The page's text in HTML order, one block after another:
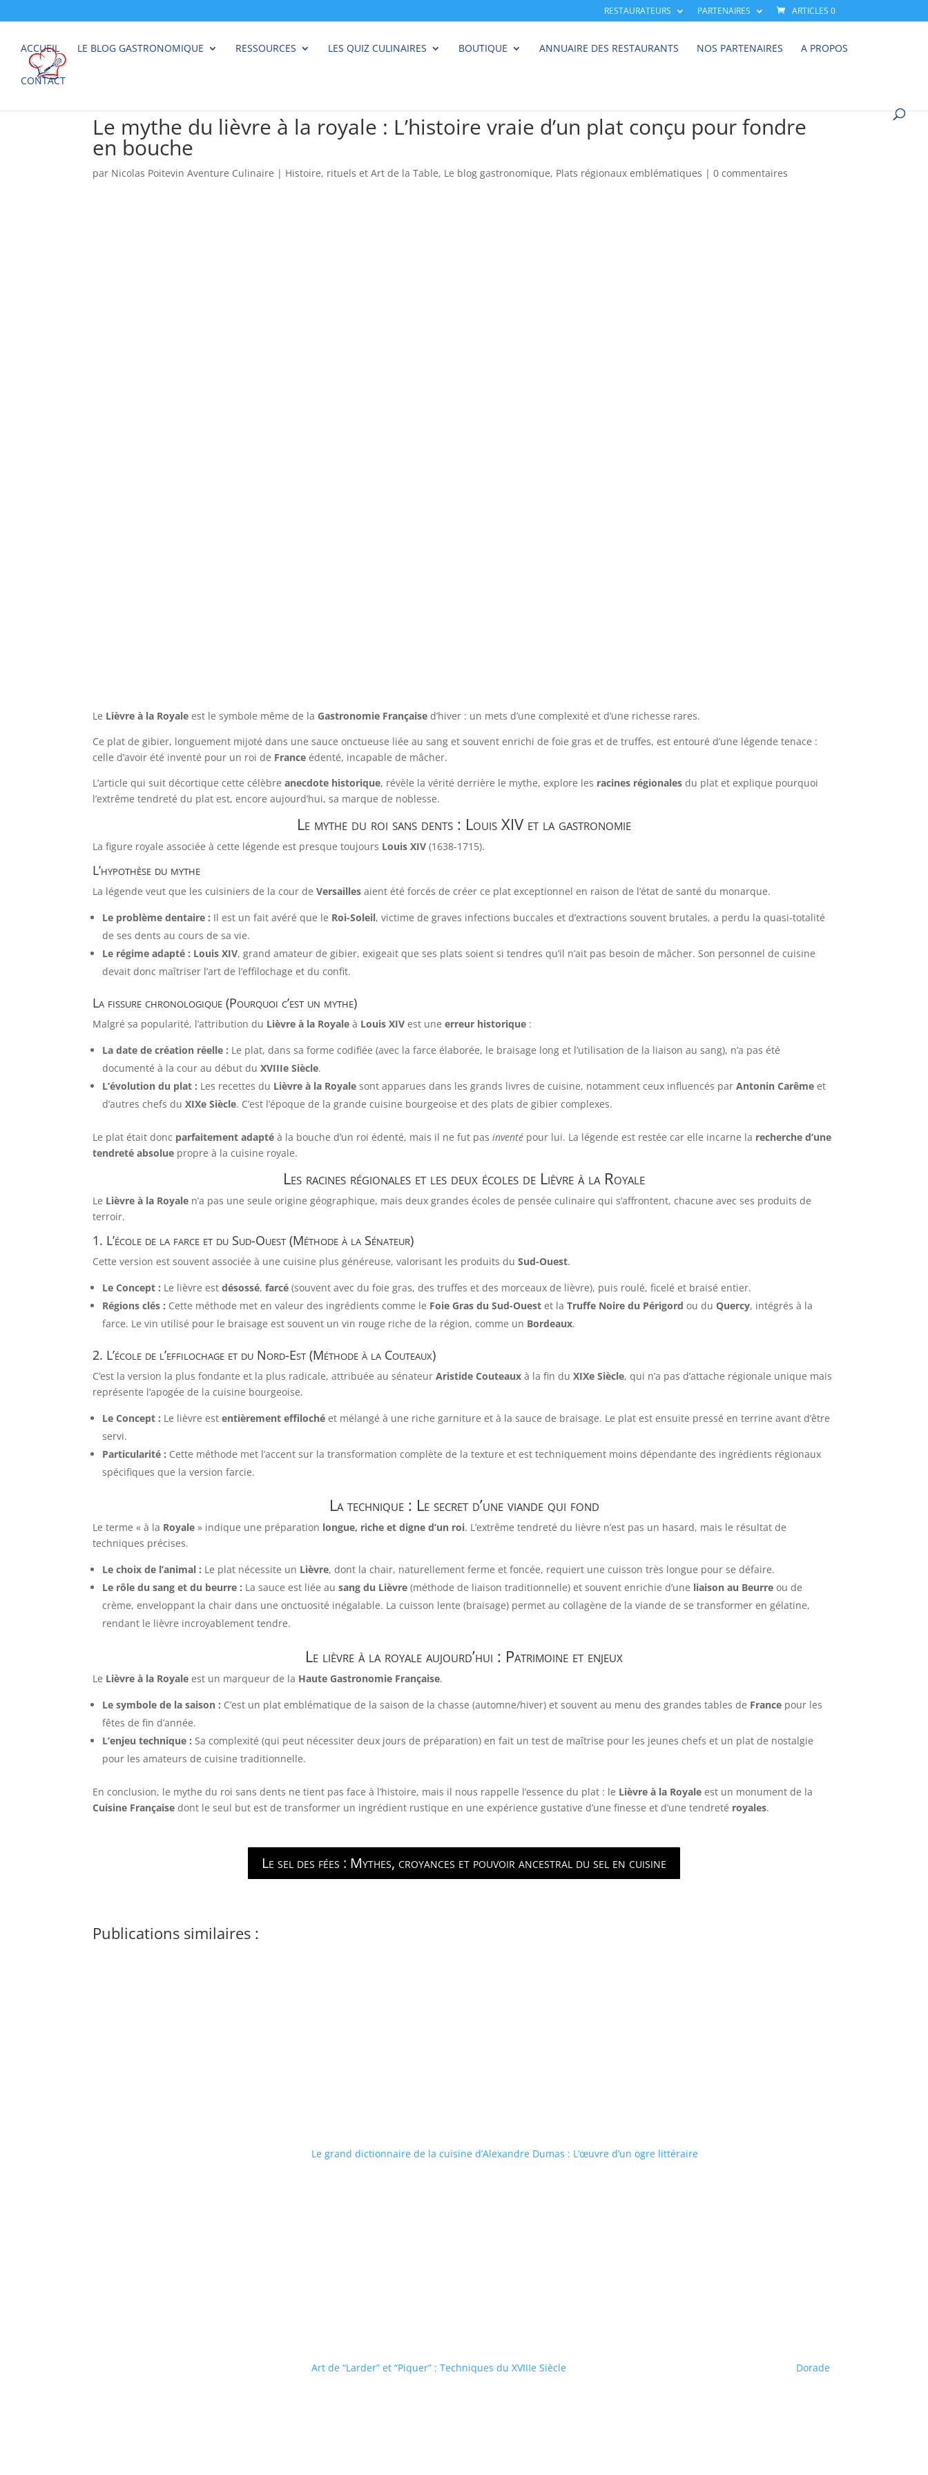
RESTAURATEURS PARTENAIRES ARTICLES 0
ACCUEIL LE BLOG GASTRONOMIQUE RESSOURCES LES QUIZ CULINAIRES BOUTIQUE ANNUAIRE DES RESTAURANTS NOS PARTENAIRES A PROPOS
CONTACT
Le mythe du lièvre à la royale : L’histoire vraie d’un plat conçu pour fondre
en bouche
par Nicolas Poitevin Aventure Culinaire | Histoire, rituels et Art de la Table, Le blog gastronomique, Plats régionaux emblématiques |0 commentaires
Le Lièvre à la Royale est le symbole même de la Gastronomie Française d’hiver : un mets d’une complexité et d’une richesse rares.
Ce plat de gibier, longuement mijoté dans une sauce onctueuse liée au sang et souvent enrichi de foie gras et de truffes, est entouré d’une légende tenace :
celle d’avoir été inventé pour un roi de France édenté, incapable de mâcher.
L’article qui suit décortique cette célèbreanecdote historique, révèle la vérité derrière le mythe, explore les racines régionales du plat et explique pourquoi
l’extrême tendreté du plat est, encore aujourd’hui, sa marque de noblesse.
Le mythe du roi sans dents : Louis XIV et la gastronomie
La figure royale associée à cette légende est presque toujours Louis XIV (1638-1715).
L’hypothèse du mythe
La légende veut que les cuisiniers de la cour deVersailles aient été forcés de créer ce plat exceptionnel en raison de l’état de santé du monarque.
Le problème dentaire : Il est un fait avéré que le Roi-Soleil, victime de graves infections buccales et d’extractions souvent brutales, a perdu la quasi-totalité
de ses dents au cours de sa vie.
Le régime adapté : Louis XIV, grand amateur de gibier, exigeait que ses plats soient si tendres qu’il n’ait pas besoin de mâcher. Son personnel de cuisine
devait donc maîtriser l’art de l’effilochage et du confit.
La fissure chronologique (Pourquoi c’est un mythe)
Malgré sa popularité, l’attribution du Lièvre à la Royale à Louis XIV est uneerreur historique :
La date de création réelle : Le plat, dans sa forme codifiée (avec la farce élaborée, le braisage long et l’utilisation de la liaison au sang), n’a pas été
documenté à la cour au début duXVIIIe Siècle.
L’évolution du plat : Les recettes du Lièvre à la Royale sont apparues dans les grands livres de cuisine, notamment ceux influencés parAntonin Carême et
d’autres chefs duXIXe Siècle. C’est l’époque de la grande cuisine bourgeoise et des plats de gibier complexes.
Le plat était donc parfaitement adapté à la bouche d’un roi édenté, mais il ne fut pasinventé pour lui. La légende est restée car elle incarne la recherche d’une
tendreté absolue propre à la cuisine royale.
Les racines régionales et les deux écoles de Lièvre à la Royale
Le Lièvre à la Royale n’a pas une seule origine géographique, mais deux grandes écoles de pensée culinaire qui s’affrontent, chacune avec ses produits de
terroir.
1. L’école de la farce et du Sud-Ouest (Méthode à la Sénateur)
Cette version est souvent associée à une cuisine plus généreuse, valorisant les produits duSud-Ouest.
Le Concept : Le lièvre estdésossé,farcé (souvent avec du foie gras, des truffes et des morceaux de lièvre), puis roulé, ficelé et braisé entier.
Régions clés : Cette méthode met en valeur des ingrédients comme le Foie Gras du Sud-Ouest et laTruffe Noire du Périgord ou duQuercy, intégrés à la
farce. Le vin utilisé pour le braisage est souvent un vin rouge riche de la région, comme un Bordeaux.
2. L’école de l’effilochage et du Nord-Est (Méthode à la Couteaux)
C’est la version la plus fondante et la plus radicale, attribuée au sénateurAristide Couteaux à la fin duXIXe Siècle, qui n’a pas d’attache régionale unique mais
représente l’apogée de la cuisine bourgeoise.
Le Concept : Le lièvre estentièrement effiloché et mélangé à une riche garniture et à la sauce de braisage. Le plat est ensuite pressé en terrine avant d’être
servi.
Particularité : Cette méthode met l’accent sur la transformation complète de la texture et est techniquement moins dépendante des ingrédients régionaux
spécifiques que la version farcie.
La technique : Le secret d’une viande qui fond
Le terme « à la Royale » indique une préparation longue, riche et digne d’un roi. L’extrême tendreté du lièvre n’est pas un hasard, mais le résultat de
techniques précises.
Le choix de l’animal : Le plat nécessite un Lièvre, dont la chair, naturellement ferme et foncée, requiert une cuisson très longue pour se défaire.
Le rôle du sang et du beurre : La sauce est liée ausang du Lièvre (méthode de liaison traditionnelle) et souvent enrichie d’une liaison au Beurre ou de
crème, enveloppant la chair dans une onctuosité inégalable. La cuisson lente (braisage) permet au collagène de la viande de se transformer en gélatine,
rendant le lièvre incroyablement tendre.
Le lièvre à la royale aujourd’hui : Patrimoine et enjeux
Le Lièvre à la Royale est un marqueur de la Haute Gastronomie Française.
Le symbole de la saison : C’est un plat emblématique de la saison de la chasse (automne/hiver) et souvent au menu des grandes tables de France pour les
fêtes de fin d’année.
L’enjeu technique : Sa complexité (qui peut nécessiter deux jours de préparation) en fait un test de maîtrise pour les jeunes chefs et un plat de nostalgie
pour les amateurs de cuisine traditionnelle.
En conclusion, le mythe du roi sans dents ne tient pas face à l’histoire, mais il nous rappelle l’essence du plat : le Lièvre à la Royale est un monument de la
Cuisine Française dont le seul but est de transformer un ingrédient rustique en une expérience gustative d’une finesse et d’une tendreté royales.
Le sel des fées : Mythes, croyances et pouvoir ancestral du sel en cuisine
Publications similaires :
Le grand dictionnaire de la cuisine d’Alexandre Dumas : L’œuvre d’un ogre littéraire
Art de “Larder” et “Piquer” : Techniques du XVIIIe Siècle Dorade